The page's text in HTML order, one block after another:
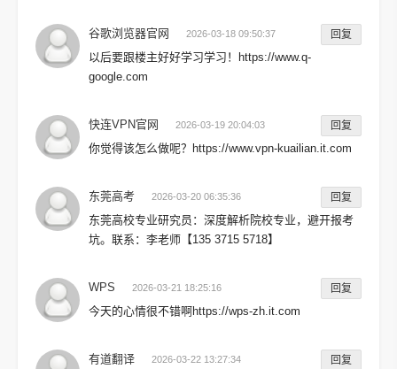
谷歌浏览器官网 2026-03-18 09:50:37 回复
以后要跟楼主好好学习学习！https://www.q-
google.com
快连VPN官网 2026-03-19 20:04:03 回复
你觉得该怎么做呢？https://www.vpn-kuailian.it.com
东莞高考 2026-03-20 06:35:36 回复
东莞高校专业研究员：深度解析院校专业，避开报考
坑。联系：李老师【135 3715 5718】
WPS 2026-03-21 18:25:16 回复
今天的心情很不错啊https://wps-zh.it.com
有道翻译 2026-03-22 13:27:34 回复